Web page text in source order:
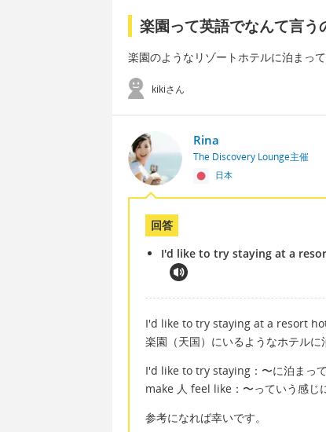
楽園って英語でなんて言う
楽園のようなリゾートホテルに泊まって
kikiさん
Rina
The Discovery Lounge主催
日本
回答
I'd like to try staying at a
I'd like to try staying at a resort
楽園（天国）にいるようなホテルに
I'd like to try staying：〜に泊まっ
make 人 feel like：〜っていう感じ
参考になれば幸いです。